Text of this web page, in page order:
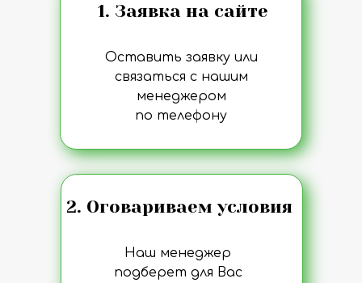
1. Заявка на сайте
Оставить заявку или
связаться с нашим
менеджером
по телефону
2. Оговариваем условия
Наш менеджер
подберет для Вас